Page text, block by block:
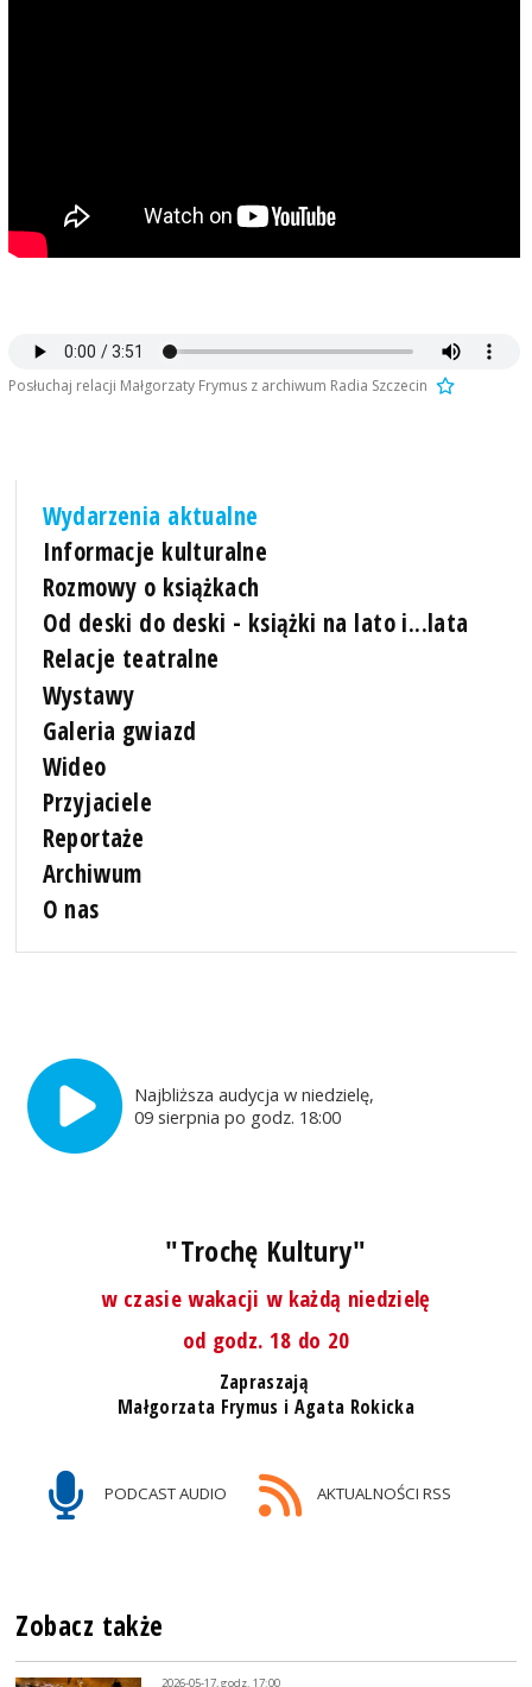
Posłuchaj relacji Małgorzaty Frymus z archiwum Radia Szczecin
Wydarzenia aktualne
Informacje kulturalne
Rozmowy o książkach
Od deski do deski - książki na lato i...lata
Relacje teatralne
Wystawy
Galeria gwiazd
Wideo
Przyjaciele
Reportaże
Archiwum
O nas
Najbliższa audycja w niedzielę,
09 sierpnia po godz. 18:00
"Trochę Kultury"
w czasie wakacji w każdą niedzielę
od godz. 18 do 20
Zapraszają
Małgorzata Frymus i Agata Rokicka
PODCAST AUDIO AKTUALNOŚCI RSS
Zobacz także
2026-05-17, godz. 17:00